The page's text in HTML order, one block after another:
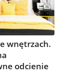
wnętrzach.
odcienie